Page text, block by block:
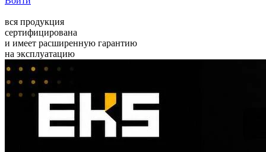
вся продукция
сертифицирована
и имеет расширенную гарантию
на эксплуатацию